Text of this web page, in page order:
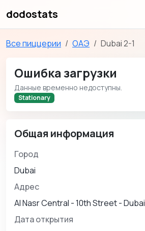
dodostats
Все пиццерии ОАЭ Dubai 2-1
Ошибка загрузки
Данные временно недоступны.
Stationary
Общая информация
Город
Dubai
Адрес
Al Nasr Central - 10th Street - Dubai
Дата открытия